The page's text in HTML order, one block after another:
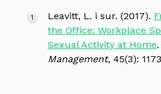
Leavitt, L. i sur. (2017).
the Office: Workplace
Sexual Activity at Home.
Management, 45(3):